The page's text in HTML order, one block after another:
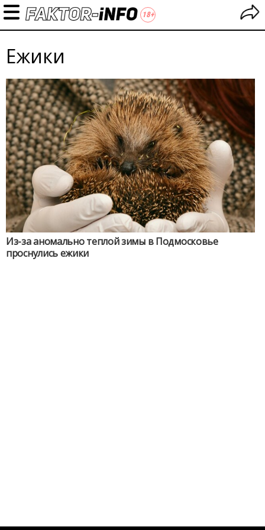
Ежики
Из-за аномально теплой зимы в Подмосковье
проснулись ежики